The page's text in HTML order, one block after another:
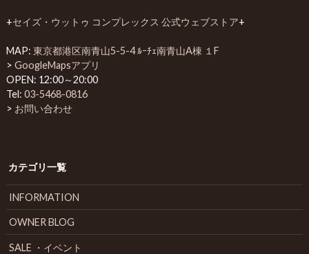
+セイズ・ウットゥ コンプレックス 公式ウェブストア+
MAP: 東京都港区南青山5-5-4 ﾙｰﾁｪ南青山A棟 １F
> GoogleMapsアプリ
OPEN: 12:00～20:00
Tel: 03-5468-0816
> お問い合わせ
カテゴリ一覧
INFORMATION
OWNER BLOG
SALE ・イベント